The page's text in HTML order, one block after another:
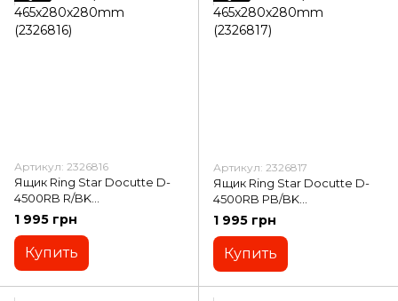
Артикул: 2326816
Ящик Ring Star Docutte D-
4500RB R/BK
465x280x280mm (2326816)
1 995 грн
Купить
Артикул: 2326817
Ящик Ring Star Docutte D-
4500RB PB/BK
465x280x280mm (2326817)
1 995 грн
Купить